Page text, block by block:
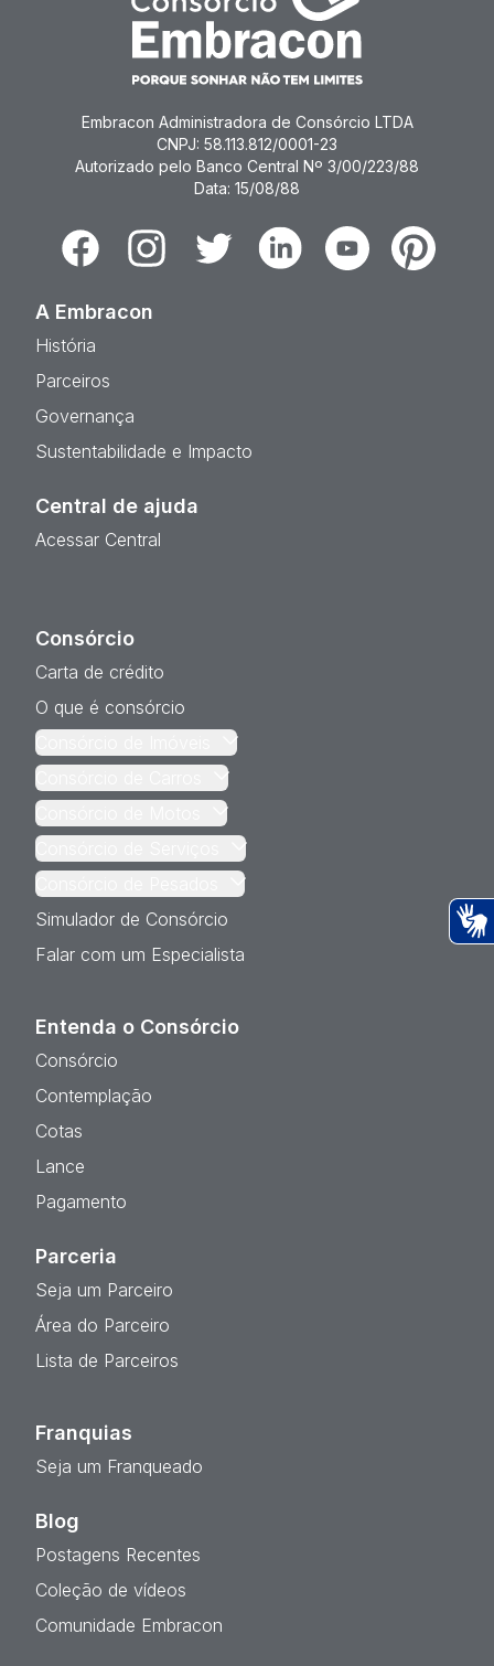
Embracon Administradora de Consórcio LTDA
CNPJ: 58.113.812/0001-23
Autorizado pelo Banco Central Nº 3/00/223/88
Data: 15/08/88
FacebookInstagramTwitter LinkedinYoutubePinterest
A Embracon
História
Parceiros
Governança
Sustentabilidade e Impacto
Central de ajuda
Acessar Central
Consórcio
Carta de crédito
O que é consórcio
Consórcio de Imóveis
Consórcio de Carros
Consórcio de Motos
Consórcio de Serviços
Consórcio de Pesados
Simulador de Consórcio
Falar com um Especialista
Entenda o Consórcio
Consórcio
Contemplação
Cotas
Lance
Pagamento
Parceria
Seja um Parceiro
Área do Parceiro
Lista de Parceiros
Franquias
Seja um Franqueado
Blog
Postagens Recentes
Coleção de vídeos
Comunidade Embracon